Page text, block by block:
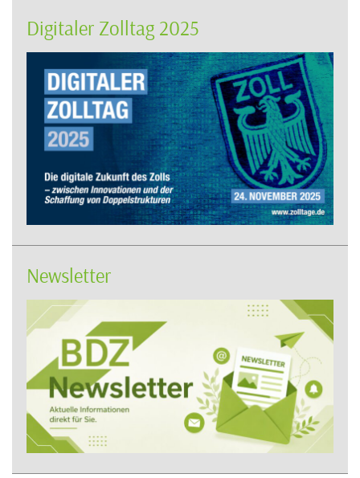
Digitaler Zolltag 2025
Newsletter